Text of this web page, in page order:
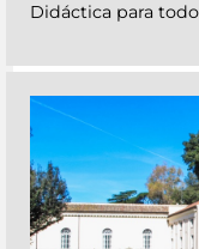
Didáctica para